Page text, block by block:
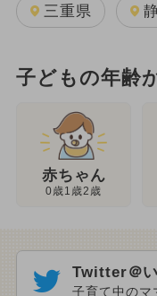
三重県
子どもの年齢
赤ちゃん
0歳1歳2歳
Twitter＠
子育て中のマ